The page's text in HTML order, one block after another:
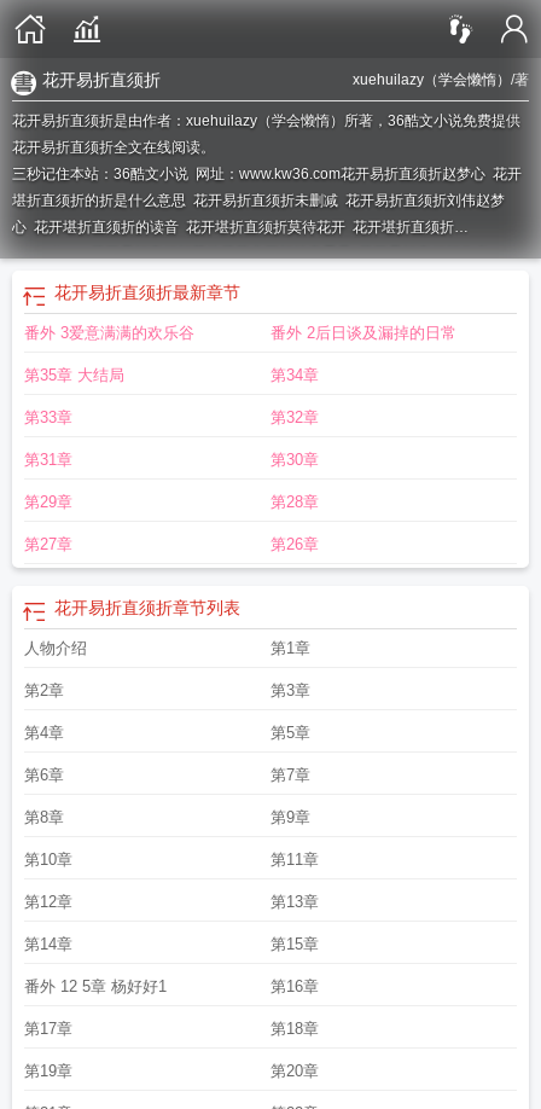
xuehuilazy（学会懒惰） /著
花开易折直须折
花开易折直须折是由作者：xuehuilazy（学会懒惰）所著，36酷文小说免费提供
花开易折直须折全文在线阅读。
三秒记住本站：36酷文小说 网址：www.kw36.com花开易折直须折赵梦心 花开
堪折直须折的折是什么意思 花开易折直须折未删减 花开易折直须折刘伟赵梦
心 花开堪折直须折的读音 花开堪折直须折莫待花开 花开堪折直须折
xuehuilzay花开易折直须折莫待花落空开折枝意思是花开易折直须折作者
xuehuilazy
花开堪折直须折赵梦心
宫 花开易折直须折赵梦心全文
源直须折花开堪折直须折莫待无花空折枝花开折时直须折花开堪折直须折
枝花开堪折直须折是谁写的 花开堪折直须折 宝具
xuehuilzay
花开易折直须折TXT
xuehuilazy
花开易折直须折 赵梦心
_xuehuilazy
花开堪折直须折刘伟杨好好花开堪折直须折莫待空折枝
折直须折莫是空折枝
花开堪折直须折全文花开易折直须折全文阅读
花开易折直须折最新章节
番外 3爱意满满的欢乐谷 番外 2后日谈及漏掉的日常
第35章 大结局 第34章
第33章 第32章
第31章 第30章
第29章 第28章
第27章 第26章
花开易折直须折章节列表
人物介绍 第1章
第2章 第3章
第4章 第5章
第6章 第7章
第8章 第9章
第10章 第11章
第12章 第13章
第14章 第15章
番外 12 5章 杨好好1 第16章
第17章 第18章
第19章 第20章